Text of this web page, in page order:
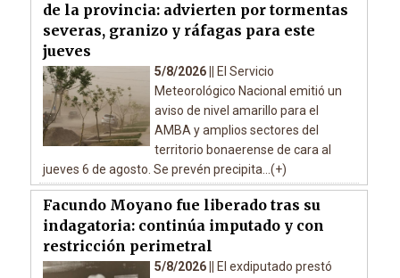
de la provincia: advierten por tormentas
severas, granizo y ráfagas para este
jueves
5/8/2026 ||
El Servicio
Meteorológico Nacional emitió un
aviso de nivel amarillo para el
AMBA y amplios sectores del
territorio bonaerense de cara al
jueves 6 de agosto. Se prevén precipita...(+)
Facundo Moyano fue liberado tras su
indagatoria: continúa imputado y con
restricción perimetral
5/8/2026 ||
El exdiputado prestó